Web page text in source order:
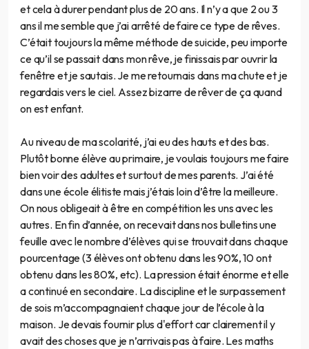
et cela à durer pendant plus de 20 ans. Il n’y a que 2 ou 3
ans il me semble que j’ai arrêté de faire ce type de rêves.
C’était toujours la même méthode de suicide, peu importe
ce qu’il se passait dans mon rêve, je finissais par ouvrir la
fenêtre et je sautais. Je me retournais dans ma chute et je
regardais vers le ciel. Assez bizarre de rêver de ça quand
on est enfant.
Au niveau de ma scolarité, j’ai eu des hauts et des bas.
Plutôt bonne élève au primaire, je voulais toujours me faire
bien voir des adultes et surtout de mes parents. J’ai été
dans une école élitiste mais j’étais loin d’être la meilleure.
On nous obligeait à être en compétition les uns avec les
autres. En fin d’année, on recevait dans nos bulletins une
feuille avec le nombre d’élèves qui se trouvait dans chaque
pourcentage (3 élèves ont obtenu dans les 90%, 10 ont
obtenu dans les 80%, etc). La pression était énorme et elle
a continué en secondaire. La discipline et le surpassement
de sois m’accompagnaient chaque jour de l’école à la
maison. Je devais fournir plus d'effort car clairement il y
avait des choses que je n’arrivais pas à faire. Les maths